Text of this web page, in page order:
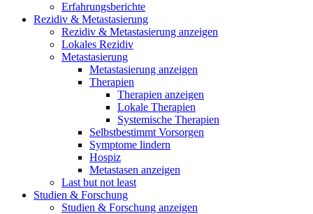
Erfahrungsberichte
Rezidiv & Metastasierung
Rezidiv & Metastasierung anzeigen
Lokales Rezidiv
Metastasierung
Metastasierung anzeigen
Therapien
Therapien anzeigen
Lokale Therapien
Systemische Therapien
Selbstbestimmt Vorsorgen
Symptome lindern
Hospiz
Metastasen anzeigen
Last but not least
Studien & Forschung
Studien & Forschung anzeigen